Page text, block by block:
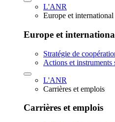
L'ANR
Europe et international
Europe et
Stratégie de
Actions et instruments
L'ANR
Carrières et emplois
Carrières et emplois